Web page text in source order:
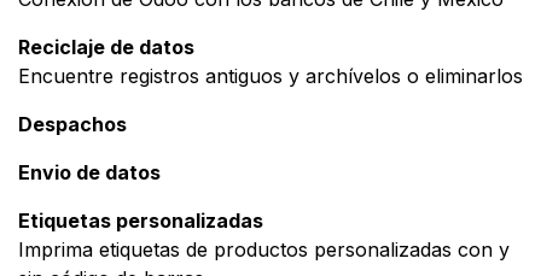
Reciclaje de datos
Encuentre registros antiguos y archívelos o eliminarlos
Despachos
Envio de datos
Etiquetas personalizadas
Imprima etiquetas de productos personalizadas con y